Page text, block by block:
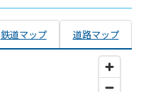
鉄道マップ 道路マップ